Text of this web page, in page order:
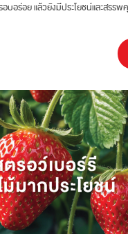
บอร่อย แล้วยังมีประโยชน์และสรร
ที่ช่วยลดความเสี่ยงโรคหัวใจ ดูแลหั